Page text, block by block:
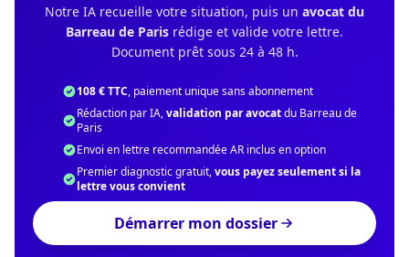
Notre IA recueille votre situation, puis un avocat du
Barreau de Paris rédige et valide votre lettre.
Document prêt sous 24 à 48 h.
108 € TTC, paiement unique sans abonnement
Rédaction par IA,validation par avocatdu Barreau de
Paris
Envoi en lettre recommandée AR inclus en option
Premier diagnostic gratuit,vous payez seulement si la
lettre vous convient
Démarrer mon dossier